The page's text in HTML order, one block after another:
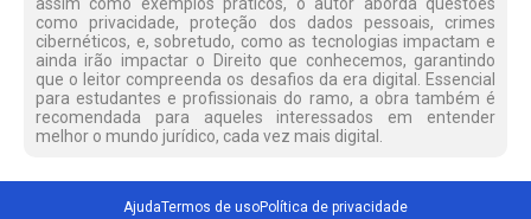
como privacidade, proteção dos dados pessoais, crimes
cibernéticos, e, sobretudo, como as tecnologias impactam e
ainda irão impactar o Direito que conhecemos, garantindo
que o leitor compreenda os desafios da era digital. Essencial
para estudantes e profissionais do ramo, a obra também é
recomendada para aqueles interessados em entender
melhor o mundo jurídico, cada vez mais digital.
AjudaTermos de usoPolítica de privacidade